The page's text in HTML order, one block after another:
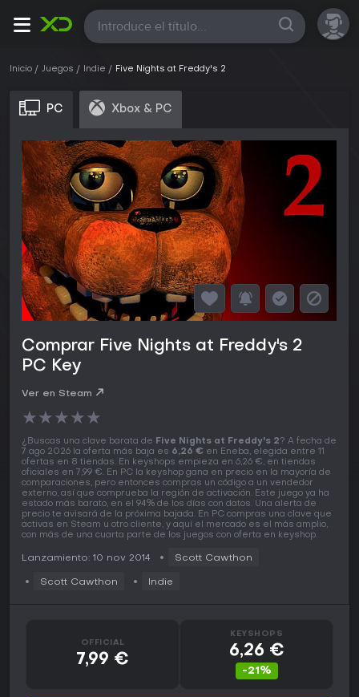
Todas
Inicio Juegos Indie Five Nights at Freddy's 2
PC Xbox & PC
Comprar Five Nights at Freddy's 2
PC Key
Ver en Steam
★★★★★
¿Buscas una clave barata de Five Nights at Freddy's 2? A fecha de
7 ago 2026 la oferta más baja es 6,26 € en Eneba, elegida entre 11
ofertas en 8 tiendas. En keyshops empieza en 6,26 €, en tiendas
oficiales en 7,99 €. En PC la keyshop gana en precio en la mayoría de
comparaciones, pero entonces compras un código a un vendedor
externo, así que comprueba la región de activación. Este juego ya ha
estado más barato, en el 94% de los días con datos. Una alerta de
precio te avisará de la próxima bajada. En PC compras una clave que
activas en Steam u otro cliente, y aquí el mercado es el más amplio,
con más de una cuarta parte de los juegos con oferta en keyshop.
Lanzamiento: 10 nov 2014 Scott Cawthon
Scott Cawthon Indie
OFFICIAL
7,99 €
KEYSHOPS
6,26 €
-21%